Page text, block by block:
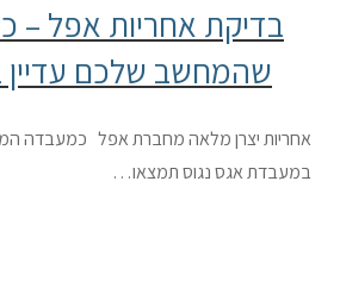
בדיקת אחריות אפל –
שהמחשב שלכם עדיין
אחריות יצרן מלאה מחברת אפל כמעבדה
במעבדת אגס נגוס תמצאו…